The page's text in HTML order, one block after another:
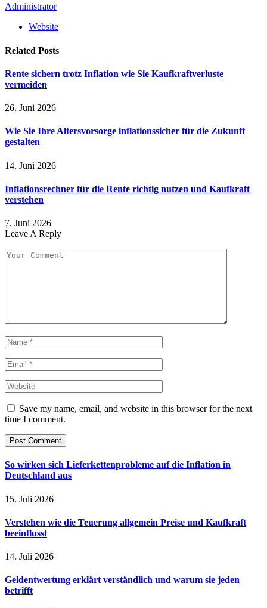
Administrator
Website
Related Posts
Rente sichern trotz Inflation wie Sie Kaufkraftverluste
vermeiden
26. Juni 2026
Wie Sie Ihre Altersvorsorge inflationssicher für die Zukunft
gestalten
14. Juni 2026
Inflationsrechner für die Rente richtig nutzen und Kaufkraft
verstehen
7. Juni 2026
Leave A Reply
Save my name, email, and website in this browser for the next
time I comment.
So wirken sich Lieferkettenprobleme auf die Inflation in
Deutschland aus
15. Juli 2026
Verstehen wie die Teuerung allgemein Preise und Kaufkraft
beeinflusst
14. Juli 2026
Geldentwertung erklärt verständlich und warum sie jeden
betrifft